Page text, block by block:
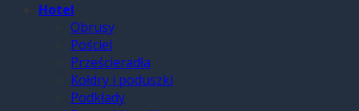
Hotel
Obrusy
Pościel
Prześcieradła
Kołdry i poduszki
Podkłady